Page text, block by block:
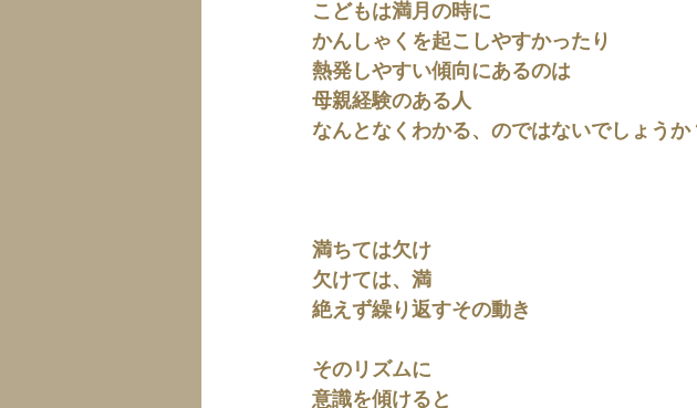
こどもは満月の時に
かんしゃくを起こしやすかったり
熱発しやすい傾向にあるのは
母親経験のある人
なんとなくわかる、のではないでしょうか
満ちては欠け
欠けては、満
絶えず繰り返すその動き
そのリズムに
意識を傾けると